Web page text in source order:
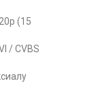
(15
/ CVBS